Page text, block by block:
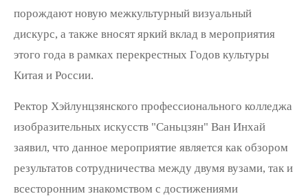
порождают новую межкультурный визуальный
дискурс, а также вносят яркий вклад в мероприятия
этого года в рамках перекрестных Годов культуры
Китая и России.
Ректор Хэйлунцзянского профессионального колледжа
изобразительных искусств "Саньцзян" Ван Инхай
заявил, что данное мероприятие является как обзором
результатов сотрудничества между двумя вузами, так и
всесторонним знакомством с достижениями